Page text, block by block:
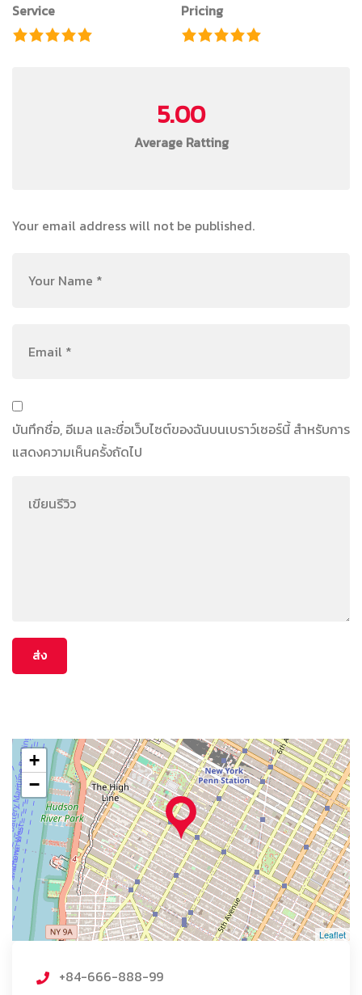
Service Pricing
5.00
Average Ratting
Your email address will not be published.
บันทึกชื่อ, อีเมล และชื่อเว็บไซต์ของฉันบนเบราว์เซอร์นี้ สำหรับการ
แสดงความเห็นครั้งถัดไป
+
−
Leaflet
+84-666-888-99